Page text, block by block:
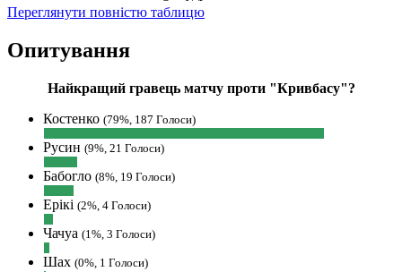
SVAT :З тютюнником 10-й тур
Hatsyk:SVAT, не можу дочекатись
SVAT :Hatsyk, Куди можна написати
в особисті пару питань/ зауважень/
покращень по сайту? І чи можна на
сайт скинути криптою ltc?
Hatsyk:SVAT, телеграм, пошта,
скину.
SVAT :Hatsyk, Якщо зручно, то
завтра напишу в інстаграм
Переглянути повністю таблицю
Опитування
Найкращий гравець матчу проти "Кривбасу"?
Костенко (79%, 187 Голоси)
Русин (9%, 21 Голоси)
Бабогло (8%, 19 Голоси)
Ерікі (2%, 4 Голоси)
Чачуа (1%, 3 Голоси)
Шах (0%, 1 Голоси)